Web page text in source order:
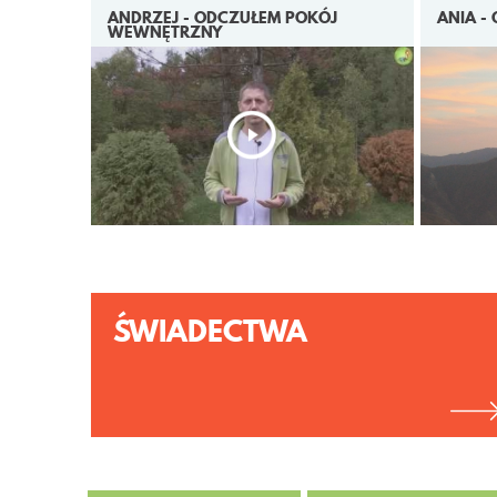
ANDRZEJ - ODCZUŁEM POKÓJ
WEWNĘTRZNY
ANIA -
ŚWIADECTWA